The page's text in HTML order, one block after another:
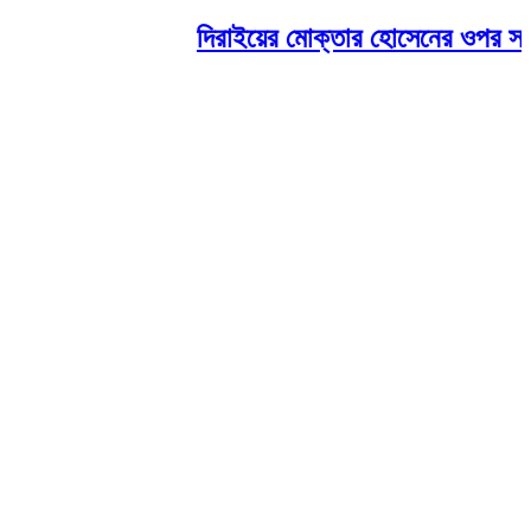
দিরাইয়ের মোক্তার হোসেনের ওপর